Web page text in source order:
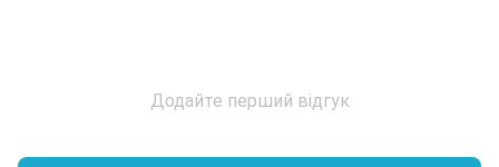
Додайте перший відгук